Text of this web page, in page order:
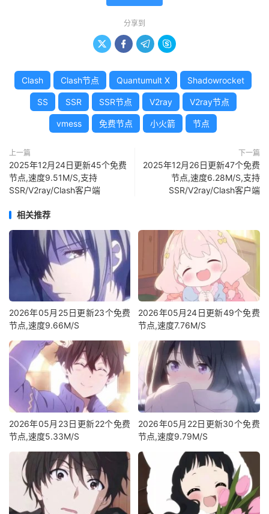
分享到
   
Clash Clash节点 Quantumult X Shadowrocket
SS SSR SSR节点 V2ray V2ray节点
vmess 免费节点 小火箭 节点
上一篇
2025年12月24日更新45个免费
节点,速度9.51M/S,支持
SSR/V2ray/Clash客户端
下一篇
2025年12月26日更新47个免费
节点,速度6.28M/S,支持
SSR/V2ray/Clash客户端
相关推荐
2026年05月25日更新23个免费
节点,速度9.66M/S
2026年05月24日更新49个免费
节点,速度7.76M/S
2026年05月23日更新22个免费
节点,速度5.33M/S
2026年05月22日更新30个免费
节点,速度9.79M/S